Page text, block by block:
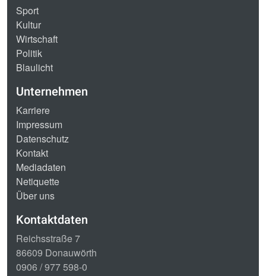
Sport
Kultur
Wirtschaft
Politik
Blaulicht
Unternehmen
Karriere
Impressum
Datenschutz
Kontakt
Mediadaten
Netiquette
Über uns
Kontaktdaten
Reichsstraße 7
86609 Donauwörth
0906 / 977 598-0